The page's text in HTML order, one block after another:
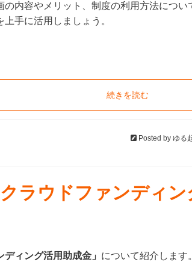
の内容やメリット、制度の利用方法につい
手に活用しましょう。
続きを読む
Posted by ゆる
クラウドファンディ
ディング活用助成金」 について紹介します。